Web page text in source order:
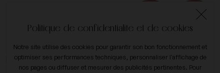
Mon compte expand_more
Politique de confidentialité et de cookies
Notre site utilise des cookies pour garantir son bon fonctionnement et
optimiser ses performances techniques, personnaliser l'affichage de
nos pages ou diffuser et mesurer des publicités pertinentes. Pour